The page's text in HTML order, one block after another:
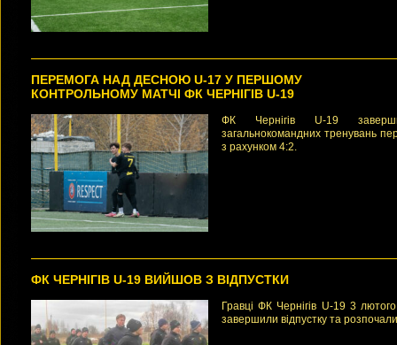
ПЕРЕМОГА НАД ДЕСНОЮ U-17 У ПЕРШОМУ
КОНТРОЛЬНОМУ МАТЧІ ФК ЧЕРНІГІВ U-19
ФК Чернігів U-19
загальнокомандних тренувань
з рахунком 4:2.
ФК ЧЕРНІГІВ U-19 ВИЙШОВ З ВІДПУСТКИ
Гравці ФК Чернігів U-19 3 лютого
завершили відпустку та